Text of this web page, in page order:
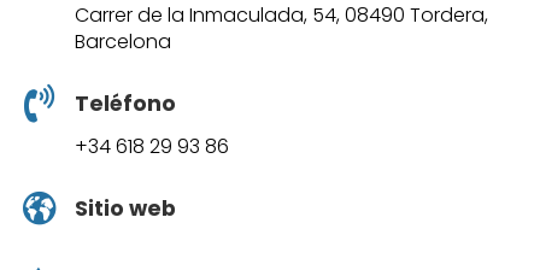
Carrer de la Inmaculada, 54, 08490 Tordera,
Barcelona
Teléfono
+34 618 29 93 86
Sitio web